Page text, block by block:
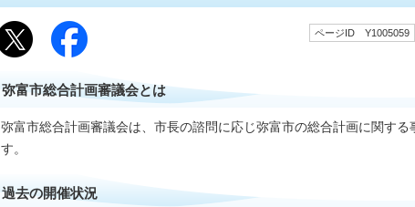
ページID Y1005059
弥富市総合計画審議会とは
弥富市総合計画審議会は、市長の諮問に応じ弥富市の総合計画に関す
す。
過去の開催状況